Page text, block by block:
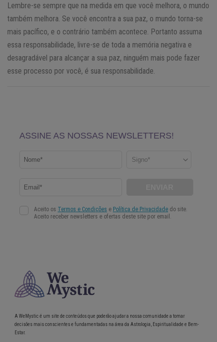
Lembre-se sempre que na medida em que você melhora, o mundo
também melhora. Se você encontra a sua paz, o mundo torna-se
mais pacífico, e o contrário também acontece. Portanto assuma
essa responsabilidade, livre-se de toda a memória negativa e
desagradável para alcançar a sua paz, ninguém mais pode fazer
esse processo por você, é sua responsabilidade.
A WeMystic é um site de conteúdos que poderão ajudar a nossa comunidade a tomar
decisões mais conscientes e fundamentadas na área da Astrologia, Espiritualidade e Bem-
Estar.